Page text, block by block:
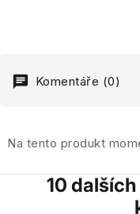
Komentáře (0)
Na tento produkt
10